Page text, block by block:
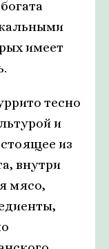
имеет
тесно
и
из
внутри
мясо,